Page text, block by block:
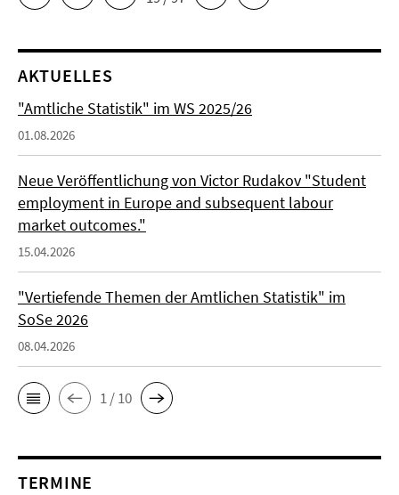
AKTUELLES
"Amtliche Statistik" im WS 2025/26
01.08.2026
Neue Veröffentlichung von Victor Rudakov "Student
employment in Europe and subsequent labour
market outcomes."
15.04.2026
"Vertiefende Themen der Amtlichen Statistik" im
SoSe 2026
08.04.2026
1 / 10
TERMINE